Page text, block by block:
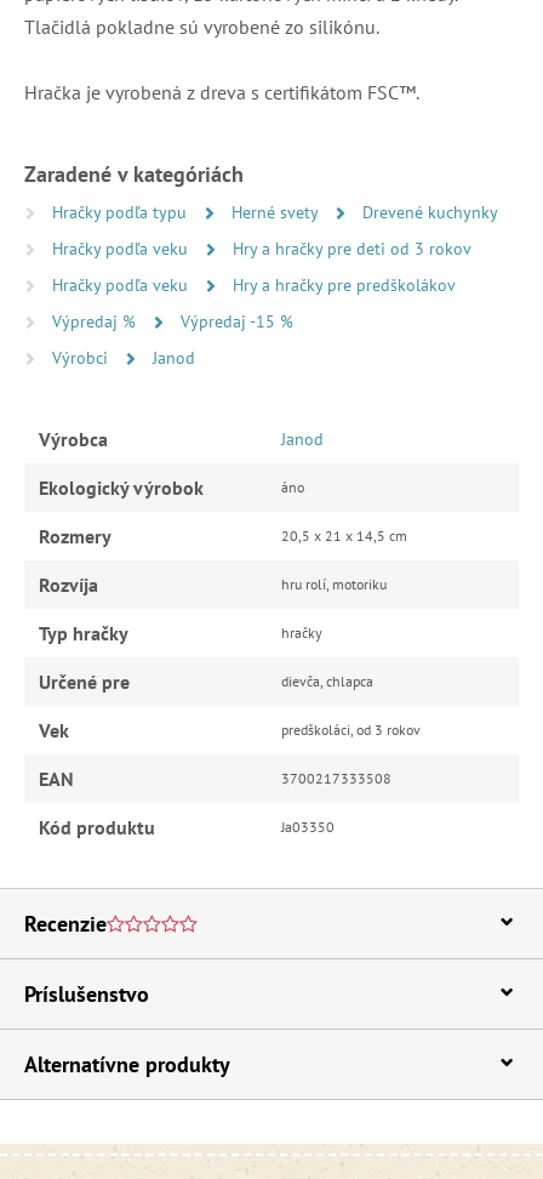
Tlačidlá pokladne sú vyrobené zo silikónu.
Hračka je vyrobená z dreva s certifikátom FSC™.
Zaradené v kategóriách
Hračky podľa typu Herné svety
Drevené kuchynky
Hračky podľa veku
Hry a hračky pre deti od 3 rokov
Hračky podľa veku
Hry a hračky pre predškolákov
Výpredaj %
Výpredaj -15 %
Výrobci
Janod
Výrobca Janod
Ekologický výrobok áno
Rozmery 20,5 x 21 x 14,5 cm
Rozvíja hru rolí, motoriku
Typ hračky hračky
Určené pre dievča, chlapca
Vek predškoláci, od 3 rokov
EAN 3700217333508
Kód produktu Ja03350
Recenzie
Príslušenstvo
Alternatívne produkty